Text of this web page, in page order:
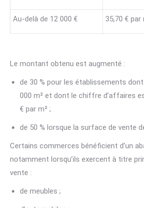
Au-delà de 12 000 € 35,70 € par
Le montant obtenu est augmenté :
de 30 % pour les établissements
000 m² et dont le chiffre d’affaires
€ par m² ;
de 50 % lorsque la surface de vente
Certains commerces bénéficient d’un
notamment lorsqu’ils exercent à titre
vente :
de meubles ;